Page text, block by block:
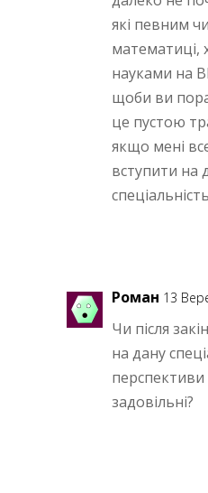
які певним
математиці,
науками на
щоби ви
це пустою
якщо мені
вступити на
Роман 13
Чи після
на дану
задовільні?